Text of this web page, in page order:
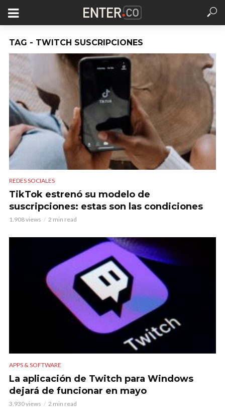
TAG - TWITCH SUSCRIPCIONES
REDES SOCIALES
TikTok estrenó su modelo de
suscripciones: estas son las condiciones
1.908 views 2 min read
APPS & SOFTWARE
La aplicación de Twitch para Windows
dejará de funcionar en mayo
3.930 views 2 min read